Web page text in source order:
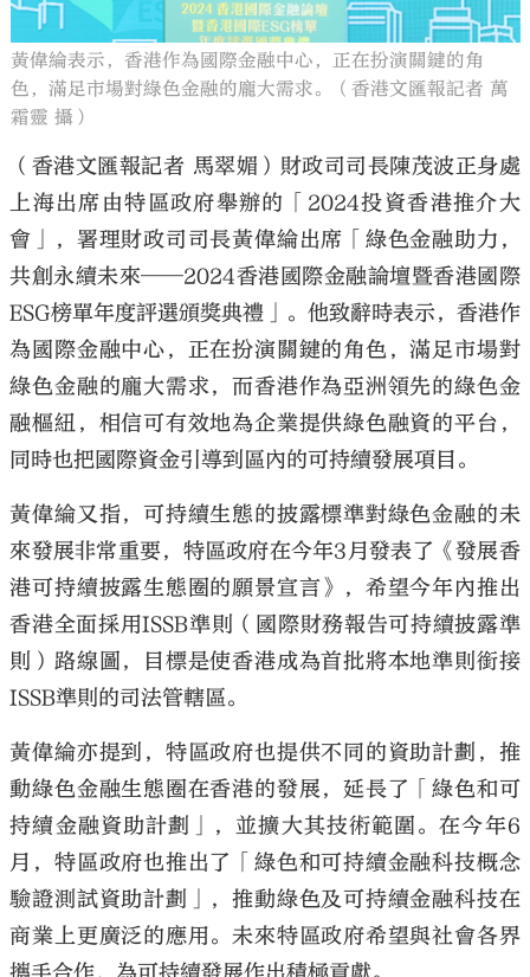
黃偉綸表示，香港作為國際金融中心，正在扮演關鍵的角
色，滿足市場對綠色金融的龐大需求。（香港文匯報記者 萬
霜靈 攝）
（香港文匯報記者 馬翠媚）財政司司長陳茂波正身處
上海出席由特區政府舉辦的「2024投資香港推介大
會」，署理財政司司長黃偉綸出席「綠色金融助力，
共創永續未來──2024香港國際金融論壇暨香港國際
ESG榜單年度評選頒獎典禮」。他致辭時表示，香港作
為國際金融中心，正在扮演關鍵的角色，滿足市場對
綠色金融的龐大需求，而香港作為亞洲領先的綠色金
融樞紐，相信可有效地為企業提供綠色融資的平台，
同時也把國際資金引導到區內的可持續發展項目。
黃偉綸又指，可持續生態的披露標準對綠色金融的未
來發展非常重要，特區政府在今年3月發表了《發展香
港可持續披露生態圈的願景宣言》，希望今年內推出
香港全面採用ISSB準則（國際財務報告可持續披露準
則）路線圖，目標是使香港成為首批將本地準則銜接
ISSB準則的司法管轄區。
黃偉綸亦提到，特區政府也提供不同的資助計劃，推
動綠色金融生態圈在香港的發展，延長了「綠色和可
持續金融資助計劃」，並擴大其技術範圍。在今年6
月，特區政府也推出了「綠色和可持續金融科技概念
驗證測試資助計劃」，推動綠色及可持續金融科技在
商業上更廣泛的應用。未來特區政府希望與社會各界